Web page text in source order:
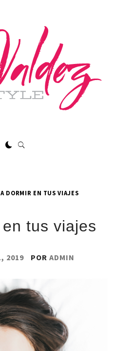
DORMIR EN TUS VIAJES
tus viajes
2019 POR ADMIN